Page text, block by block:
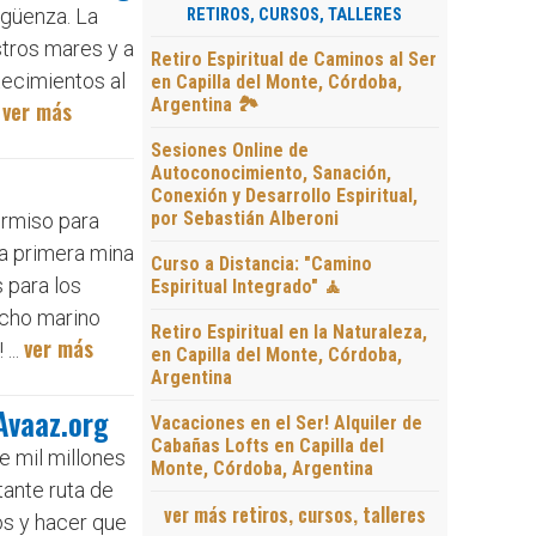
La
mares y a
al
ver más
para
primera mina
para los
marino
ver más
mil millones
ruta de
y hacer que
RETIROS, CURSOS, TALLERES
Retiro Espiritual de Caminos al Ser
en Capilla del Monte, Córdoba,
Argentina 🏞️
Sesiones Online de
Autoconocimiento, Sanación,
Conexión y Desarrollo Espiritual,
por Sebastián Alberoni
Curso a Distancia: "Camino
Espiritual Integrado" 🧘
Retiro Espiritual en la Naturaleza,
en Capilla del Monte, Córdoba,
Argentina
Vacaciones en el Ser! Alquiler de
Cabañas Lofts en Capilla del
Monte, Córdoba, Argentina
ver más retiros, cursos, talleres